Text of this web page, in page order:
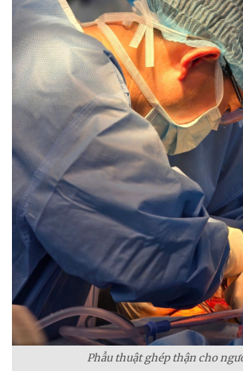
Phẫu thuật ghép thận cho